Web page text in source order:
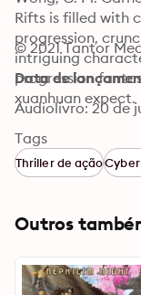
Rifts is filled with
progression,
intriguing
progression
xuanhuan expect.
© 2021 Tantor
Data de
Audiolivro: 20 de
Tags
Thriller de ação
Outros